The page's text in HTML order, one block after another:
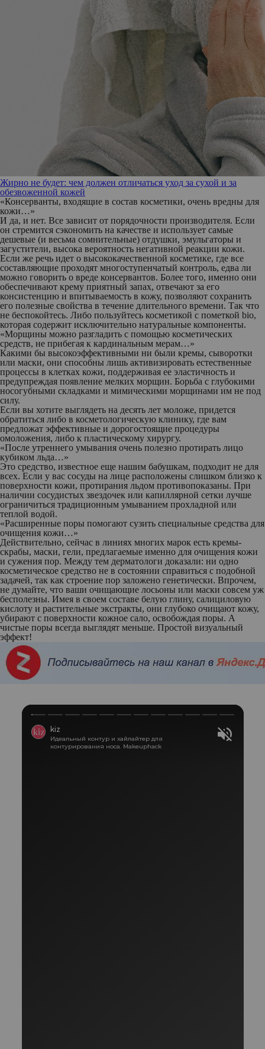
Жирно не будет: чем должен отличаться уход за сухой и за
обезвоженной кожей
«Консерванты, входящие в состав косметики, очень вредны для
кожи…»
И да, и нет. Все зависит от порядочности производителя. Если
он стремится сэкономить на качестве и использует самые
дешевые (и весьма сомнительные) отдушки, эмульгаторы и
загустители, высока вероятность негативной реакции кожи.
Если же речь идет о высококачественной косметике, где все
составляющие проходят многоступенчатый контроль, едва ли
можно говорить о вреде консервантов. Более того, именно они
обеспечивают крему приятный запах, отвечают за его
консистенцию и впитываемость в кожу, позволяют сохранить
его полезные свойства в течение длительного времени. Так что
не беспокойтесь. Либо пользуйтесь косметикой с пометкой bio,
которая содержит исключительно натуральные компоненты.
«Морщины можно разгладить с помощью косметических
средств, не прибегая к кардинальным мерам…»
Какими бы высокоэффективными ни были кремы, сыворотки
или маски, они способны лишь активизировать естественные
процессы в клетках кожи, поддерживая ее эластичность и
предупреждая появление мелких морщин. Борьба с глубокими
носогубными складками и мимическими морщинами им не под
силу.
Если вы хотите выглядеть на десять лет моложе, придется
обратиться либо в косметологическую клинику, где вам
предложат эффективные и дорого­стоящие процедуры
омоложения, либо к пластическому хирургу.
«После утреннего умывания очень полезно протирать лицо
кубиком льда…»
Это средство, известное еще нашим бабушкам, подходит не для
всех. Если у вас сосуды на лице расположены слишком близко к
поверхности кожи, протирания льдом противопоказаны. При
наличии сосудистых звездочек или капиллярной сетки лучше
ограничиться традиционным умыванием прохладной или
теплой водой.
«Расширенные поры помогают сузить специальные средства для
очищения кожи…»
Действительно, сейчас в линиях многих марок есть кремы-
скрабы, маски, гели, предлагаемые именно для очищения кожи
и сужения пор. Между тем дерматологи доказали: ни одно
косметическое средство не в состоянии справиться с подобной
задачей, так как строение пор заложено генетически. Впрочем,
не думайте, что ваши очищающие лосьоны или маски совсем уж
бесполезны. Имея в своем составе белую глину, салициловую
кислоту и растительные экстракты, они глубоко очищают кожу,
убирают с поверхности кожное сало, освобождая поры. А
чистые поры всегда выглядят меньше. Простой визуальный
эффект!